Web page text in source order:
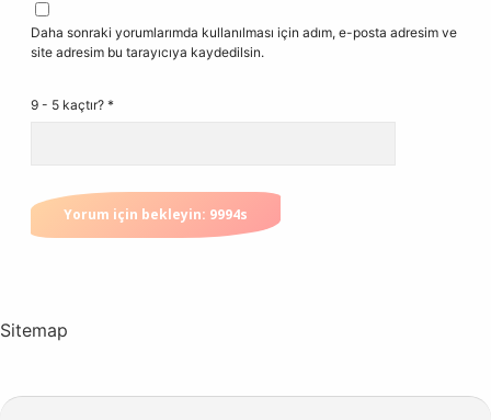
Daha sonraki yorumlarımda kullanılması için adım, e-posta adresim ve
site adresim bu tarayıcıya kaydedilsin.
9 - 5 kaçtır? *
Sitemap